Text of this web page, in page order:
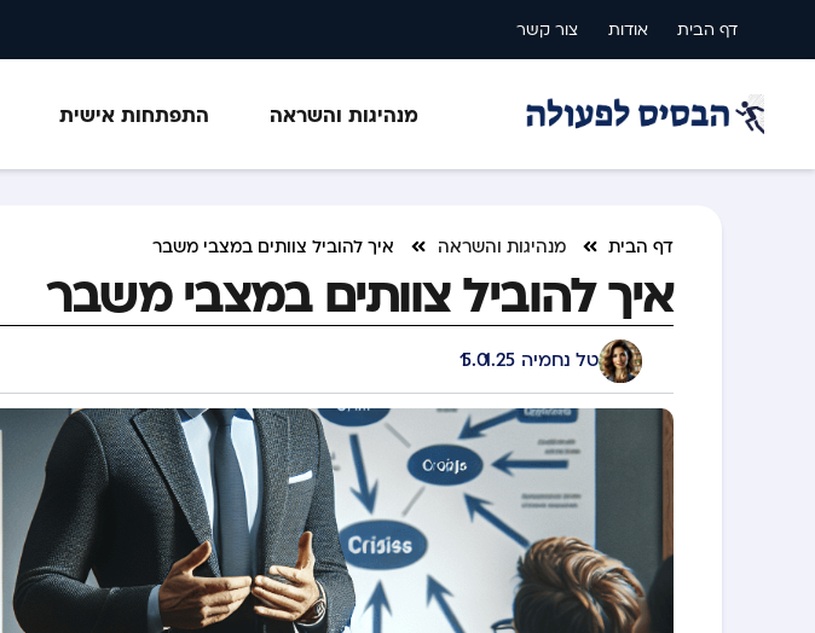
דף הבית אודות צור קשר
מנהיגות והשראה התפתחות אישית
דף הבית מנהיגות והשראה איך להוביל צוותים במצבי משבר
איך להוביל צוותים במצבי משבר
טל נחמיה 15.01.25